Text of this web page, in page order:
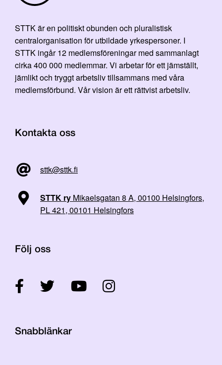
STTK är en politiskt obunden och pluralistisk
centralorganisation för utbildade yrkespersoner. I
STTK ingår 12 medlemsföreningar med sammanlagt
cirka 400 000 medlemmar. Vi arbetar för ett jämställt,
jämlikt och tryggt arbetsliv tillsammans med våra
medlemsförbund. Vår vision är ett rättvist arbetsliv.
Kontakta oss
sttk@sttk.fi
STTK ry Mikaelsgatan 8 A, 00100 Helsingfors,
PL 421, 00101 Helsingfors
Följ oss
Snabblänkar